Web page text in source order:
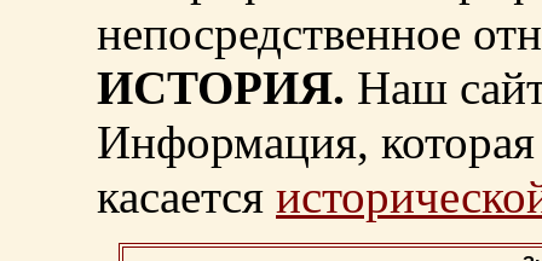
непосредственное
ИСТОРИЯ. Наш
Информация, которая
касается